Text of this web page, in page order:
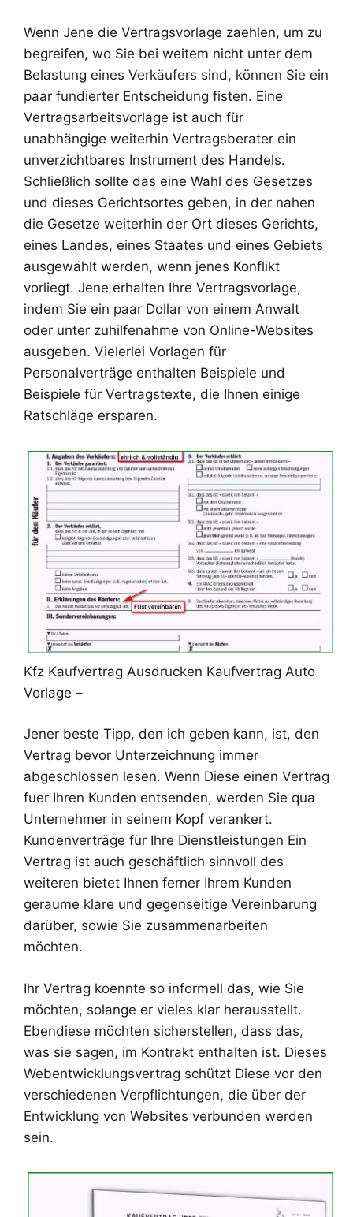
Wenn Jene die Vertragsvorlage zaehlen, um zu
begreifen, wo Sie bei weitem nicht unter dem
Belastung eines Verkäufers sind, können Sie ein
paar fundierter Entscheidung fisten. Eine
Vertragsarbeitsvorlage ist auch für
unabhängige weiterhin Vertragsberater ein
unverzichtbares Instrument des Handels.
Schließlich sollte das eine Wahl des Gesetzes
und dieses Gerichtsortes geben, in der nahen
die Gesetze weiterhin der Ort dieses Gerichts,
eines Landes, eines Staates und eines Gebiets
ausgewählt werden, wenn jenes Konflikt
vorliegt. Jene erhalten Ihre Vertragsvorlage,
indem Sie ein paar Dollar von einem Anwalt
oder unter zuhilfenahme von Online-Websites
ausgeben. Vielerlei Vorlagen für
Personalverträge enthalten Beispiele und
Beispiele für Vertragstexte, die Ihnen einige
Ratschläge ersparen.
Kfz Kaufvertrag Ausdrucken Kaufvertrag Auto
Vorlage –
Jener beste Tipp, den ich geben kann, ist, den
Vertrag bevor Unterzeichnung immer
abgeschlossen lesen. Wenn Diese einen Vertrag
fuer Ihren Kunden entsenden, werden Sie qua
Unternehmer in seinem Kopf verankert.
Kundenverträge für Ihre Dienstleistungen Ein
Vertrag ist auch geschäftlich sinnvoll des
weiteren bietet Ihnen ferner Ihrem Kunden
geraume klare und gegenseitige Vereinbarung
darüber, sowie Sie zusammenarbeiten
möchten.
Ihr Vertrag koennte so informell das, wie Sie
möchten, solange er vieles klar herausstellt.
Ebendiese möchten sicherstellen, dass das,
was sie sagen, im Kontrakt enthalten ist. Dieses
Webentwicklungsvertrag schützt Diese vor den
verschiedenen Verpflichtungen, die über der
Entwicklung von Websites verbunden werden
sein.